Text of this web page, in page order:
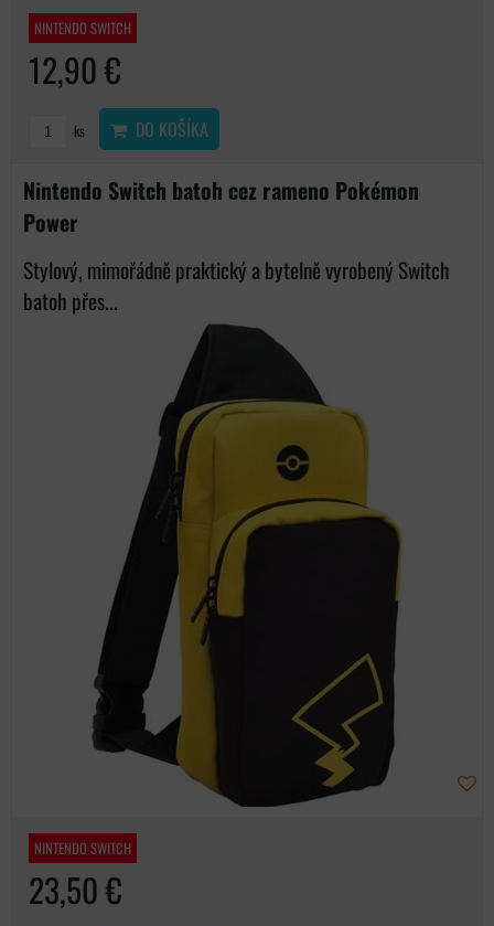
NINTENDO SWITCH
12,90 €
ks DO KOŠÍKA
Nintendo Switch batoh cez rameno Pokémon
Power
Stylový, mimořádně praktický a bytelně vyrobený Switch
batoh přes...
NINTENDO SWITCH
23,50 €